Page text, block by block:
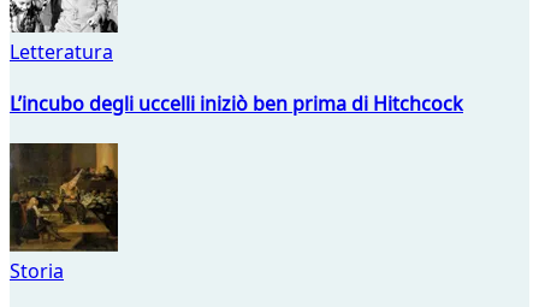
Letteratura
L’incubo degli uccelli iniziò ben prima di Hitchcock
Storia